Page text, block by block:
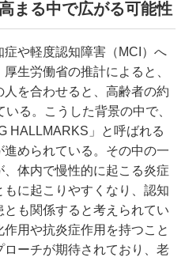
まる中で広がる可能性
や軽度認知障害（MCI）へ
生労働省の推計によると、
を合わせると、高齢者の約
る。こうした背景の中で、
HALLMARKS」と呼ばれる
められている。その中の一
体内で慢性的に起こる炎症
に起こりやすくなり、認知
も関係すると考えられてい
用や抗炎症作用を持つこと
ーチが期待されており、老